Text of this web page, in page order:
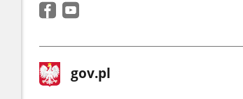
stopka
gov.pl Strona
gov.pl